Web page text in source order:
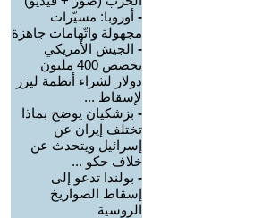
- أوروبا: مسيّرات
مجهولة واتّهامات جاهزة
- الجيش الأمريكي
يخصص 400 مليون
دولار لشراء أنظمة ليزر
لإسقاط ...
- بزشكيان يوضح بماذا
تختلف إيران عن
إسرائيل ويتحدث عن
خلاف حكو ...
- بولندا تدعو إلى
إسقاط الصواريخ
الروسية